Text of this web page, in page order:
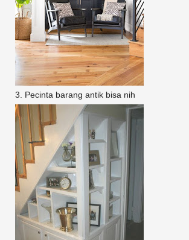
3. Pecinta barang antik bisa nih